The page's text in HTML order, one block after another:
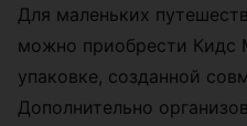
Для маленьких
можно приобрести Кидс
упаковке, созданной
Дополнительно